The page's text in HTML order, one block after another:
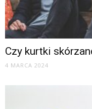
Czy kurtki
4 MARCA 2024